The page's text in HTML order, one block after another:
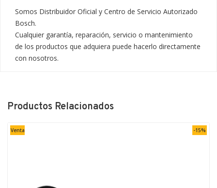
Somos Distribuidor Oficial y Centro de Servicio Autorizado
Bosch.
Cualquier garantía, reparación, servicio o mantenimiento
de los productos que adquiera puede hacerlo directamente
con nosotros.
Productos Relacionados
Venta -15%